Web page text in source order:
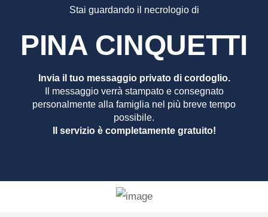
Stai guardando il necrologio di
PINA CINQUETTI
Invia il tuo messaggio privato di cordoglio.
Il messaggio verrà stampato e consegnato
personalmente alla famiglia nel più breve tempo
possibile.
Il servizio è completamente gratuito!